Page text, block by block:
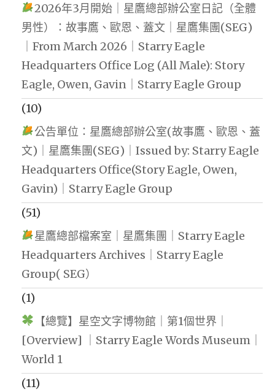
2026年3月開始｜星鷹總部辦公室日記（全體
男性）：故事鷹、歐恩、蓋文｜星鷹集團(SEG)
｜From March 2026｜Starry Eagle
Headquarters Office Log (All Male): Story
Eagle, Owen, Gavin｜Starry Eagle Group
(10)
公告單位：星鷹總部辦公室(故事鷹、歐恩、蓋
文)｜星鷹集團(SEG)｜Issued by: Starry Eagle
Headquarters Office(Story Eagle, Owen,
Gavin)｜Starry Eagle Group
(51)
星鷹總部檔案室｜星鷹集團｜Starry Eagle
Headquarters Archives｜Starry Eagle
Group( SEG）
(1)
【總覽】星空文字博物館｜第1個世界｜
[Overview] ｜Starry Eagle Words Museum｜
World 1
(11)